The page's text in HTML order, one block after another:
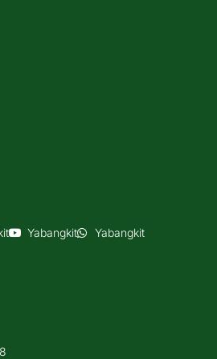
Yabangkit Yabangkit